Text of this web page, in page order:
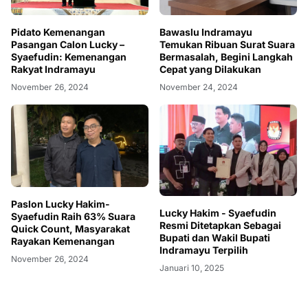
Pidato Kemenangan
Pasangan Calon Lucky –
Syaefudin: Kemenangan
Rakyat Indramayu
November 26, 2024
Bawaslu Indramayu
Temukan Ribuan Surat Suara
Bermasalah, Begini Langkah
Cepat yang Dilakukan
November 24, 2024
Paslon Lucky Hakim-
Syaefudin Raih 63% Suara
Quick Count, Masyarakat
Rayakan Kemenangan
November 26, 2024
Lucky Hakim - Syaefudin
Resmi Ditetapkan Sebagai
Bupati dan Wakil Bupati
Indramayu Terpilih
Januari 10, 2025